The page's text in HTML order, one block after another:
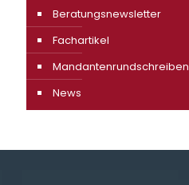
Beratungsnewsletter
Fachartikel
Mandantenrundschreiben
News